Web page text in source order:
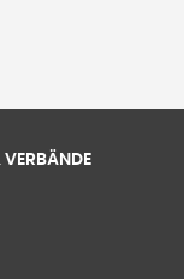
VERBÄNDE